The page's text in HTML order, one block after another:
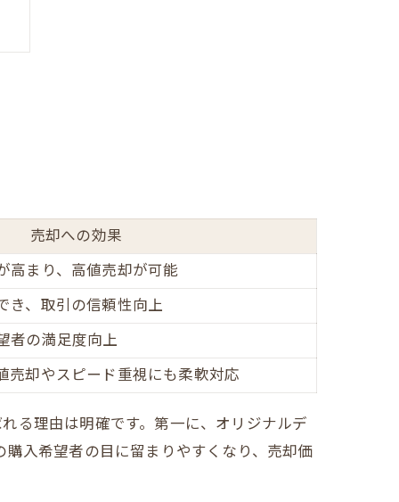
売却への効果
高まり、高値売却が可能
き、取引の信頼性向上
者の満足度向上
売却やスピード重視にも柔軟対応
る理由は明確です。第一に、オリジナルデ
入希望者の目に留まりやすくなり、売却価